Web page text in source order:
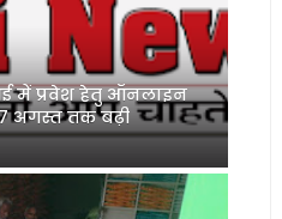
में प्रवेश हेतु ऑनलाइन
अगस्त तक बढ़ी